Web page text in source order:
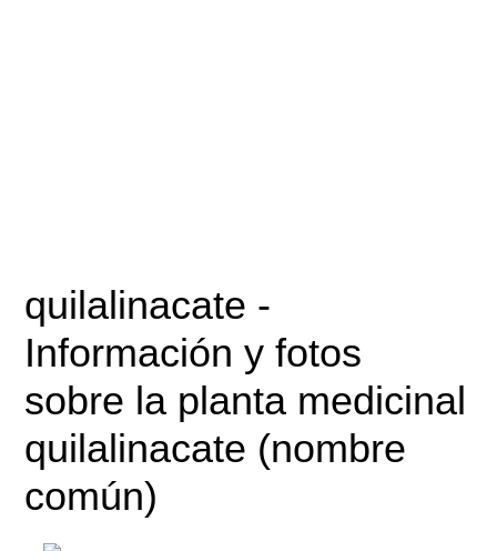
quilalinacate -
Información y fotos
sobre la planta medicinal
quilalinacate (nombre
común)